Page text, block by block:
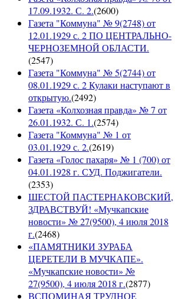
17.09.1932. С. 2.(2600)
Газета "Коммуна" № 9(2748) от
12.01.1929 с. 2 ПО ЦЕНТРАЛЬНО-
ЧЕРНОЗЕМНОЙ ОБЛАСТИ.
(2547)
Газета "Коммуна" № 5(2744) от
08.01.1929 с. 2 Кулаки наступают в
открытую.(2492)
Газета «Колхозная правда» № 7 от
26.01.1932. С. 1.(2574)
Газета "Коммуна" № 1 от
03.01.1929 с. 2.(2619)
Газета «Голос пахаря» № 1 (700) от
04.01.1928 г. СУД. Поджигатели.
(2353)
ШЕСТОЙ ПАСТЕРНАКОВСКИЙ,
ЗДРАВСТВУЙ! «Мучкапские
новости» № 27(9500), 4 июля 2018
г.(2468)
«ПАМЯТНИКИ ЗУРАБА
ЦЕРЕТЕЛИ В МУЧКАПЕ».
«Мучкапские новости» №
27(9500), 4 июля 2018 г.(2877)
ВСПОМИНАЯ ТРУДНОЕ